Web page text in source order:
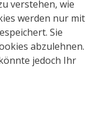
verstehen, wie
werden nur mit
Sie
abzulehnen.
jedoch Ihr